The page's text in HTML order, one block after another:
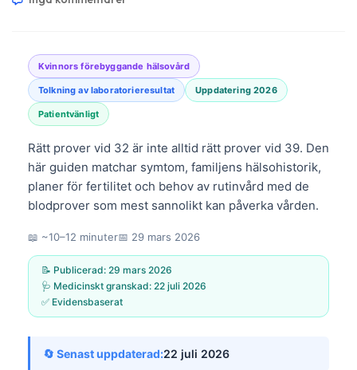
Kvinnors förebyggande hälsovård
Tolkning av laboratorieresultat Uppdatering 2026
Patientvänligt
Rätt prover vid 32 är inte alltid rätt prover vid 39. Den
här guiden matchar symtom, familjens hälsohistorik,
planer för fertilitet och behov av rutinvård med de
blodprover som mest sannolikt kan påverka vården.
📖 ~10–12 minuter📅 29 mars 2026
📝 Publicerad: 29 mars 2026
🩺 Medicinskt granskad: 22 juli 2026
✅ Evidensbaserat
🔄 Senast uppdaterad:22 juli 2026